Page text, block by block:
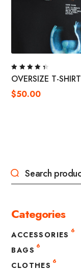
OVERSIZE T-SHIRT
Rated
4.50
5
$50.00
Categories
ACCESSORIES 6
BAGS 6
CLOTHES 6